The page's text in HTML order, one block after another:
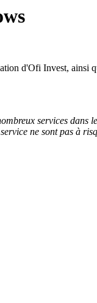
d'Ofi Invest, ainsi
services dans
ne sont pas à